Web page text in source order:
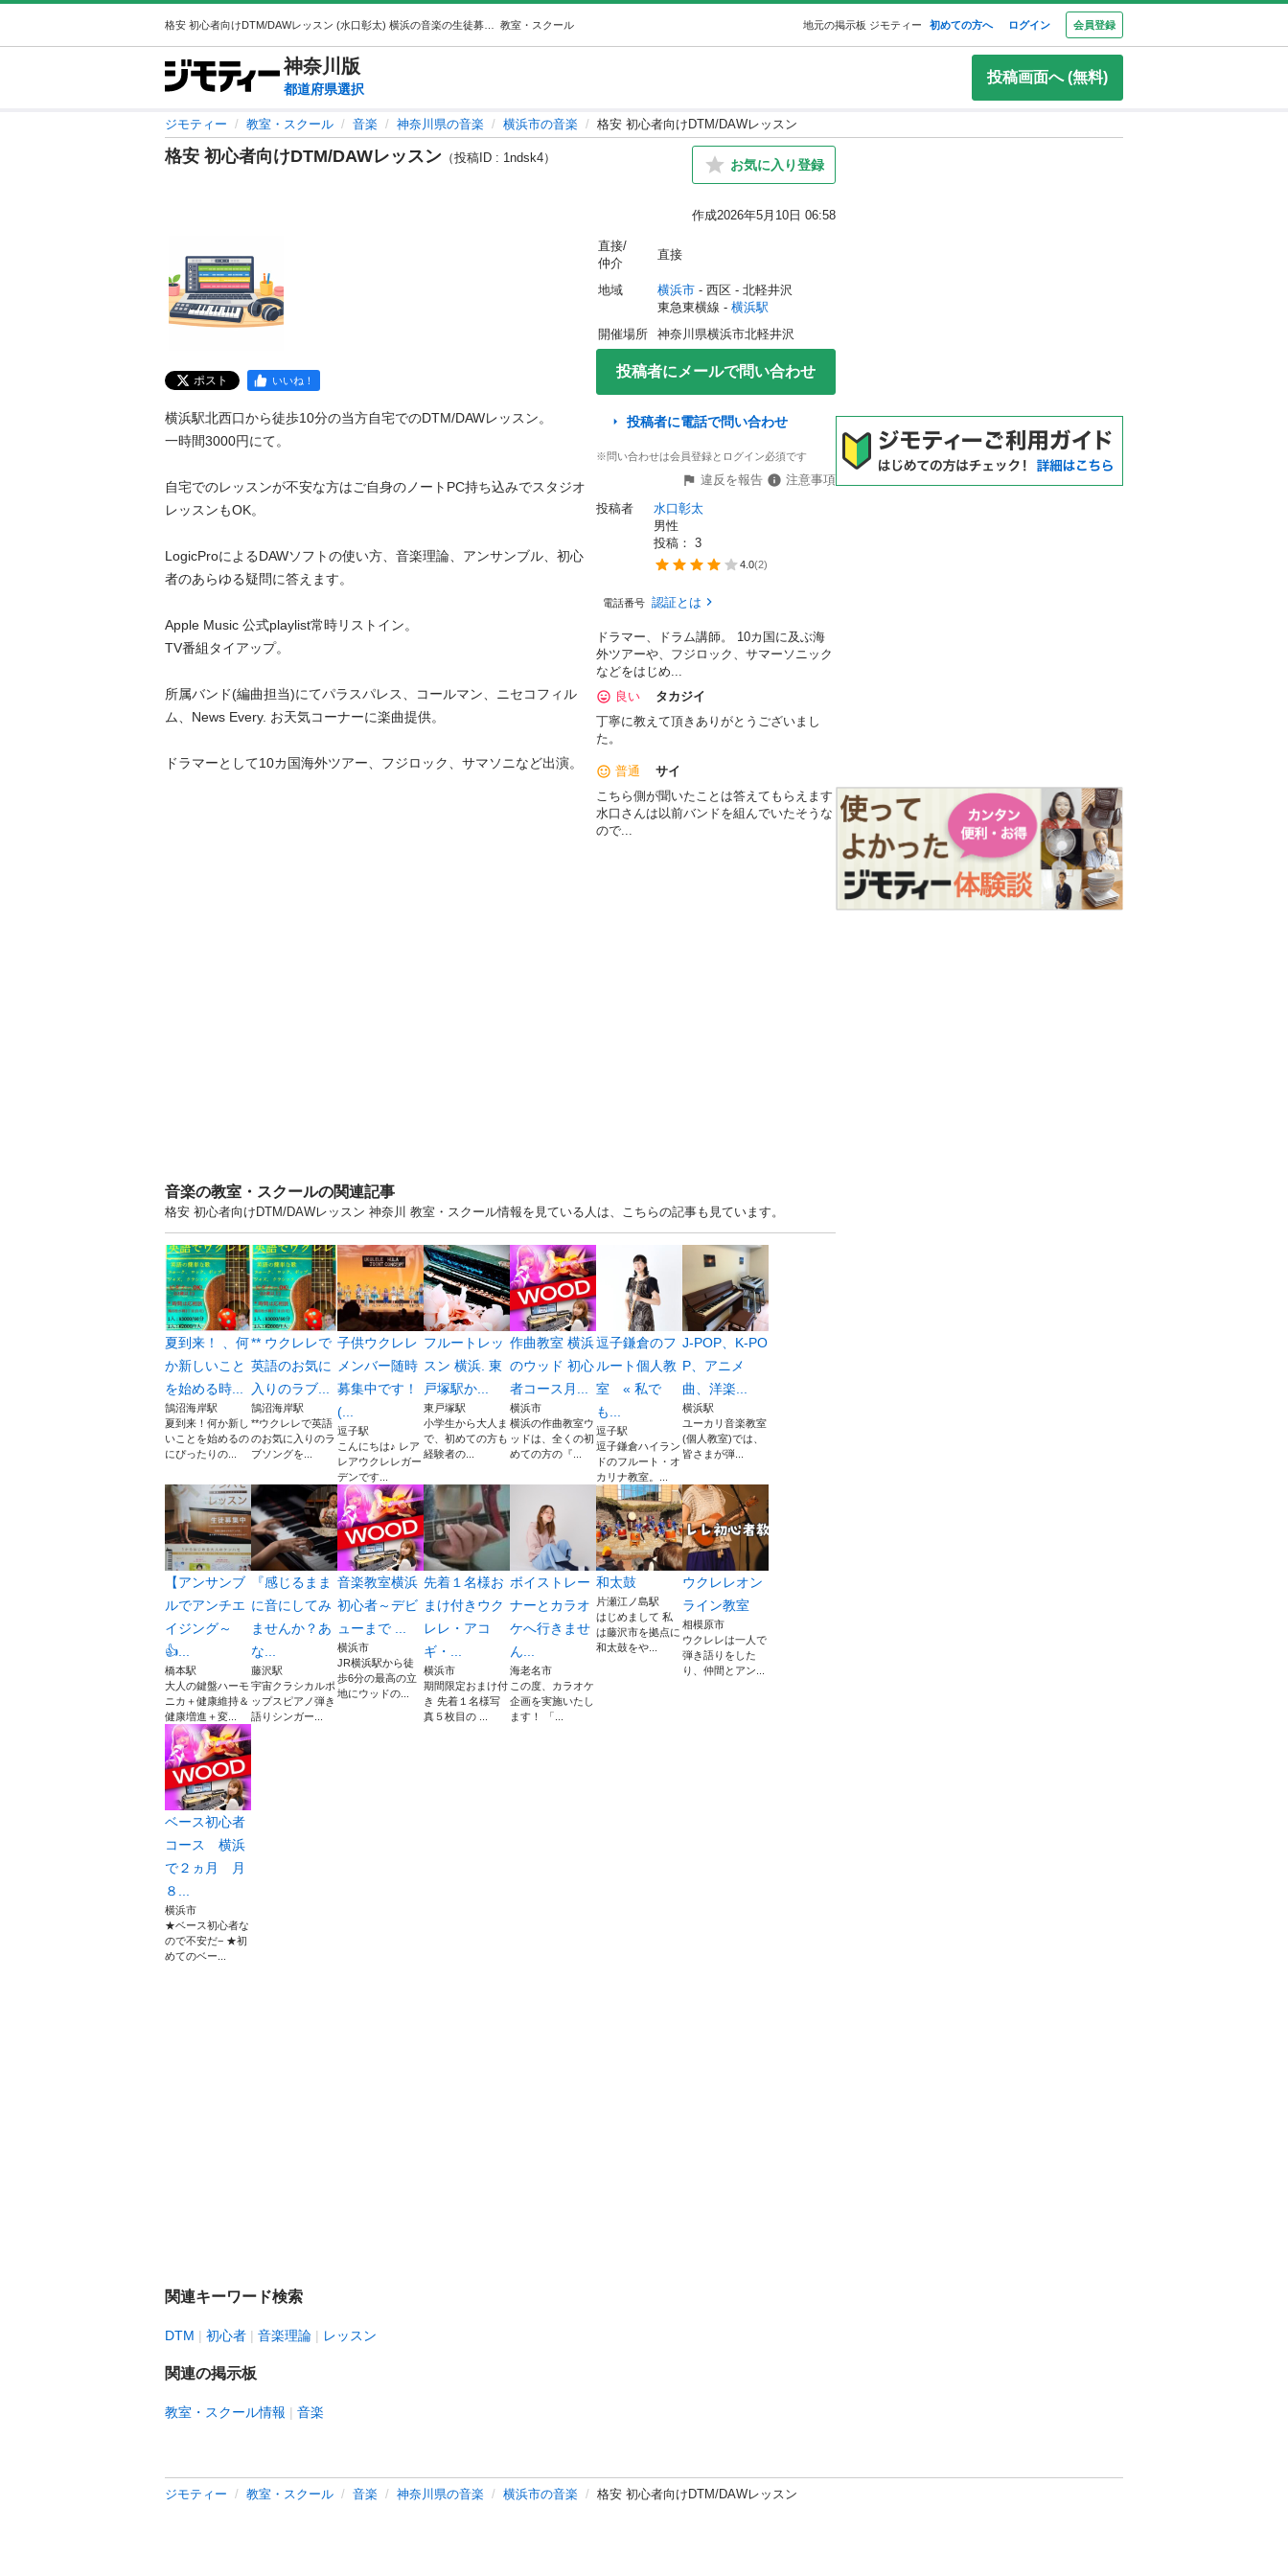
教室・スクール 地元の掲示板 ジモティー 初めての方へ ログイン 会員登録
神奈川 版
都道府県選択
投稿画面へ (無料)
ジモティー 教室・スクール 音楽 神奈川県の音楽 横浜市の音楽 格安 初心者向けDTM/DAWレッスン
格安 初心者向けDTM/DAWレッスン （投稿ID : 1ndsk4） お気に入り登録
作成2026年5月10日 06:58
ポスト いいね！
横浜駅北西口から徒歩10分の当方自宅でのDTM/DAWレッスン。
一時間3000円にて。
自宅でのレッスンが不安な方はご自身のノートPC持ち込みでスタジオ
レッスンもOK。
LogicProによるDAWソフトの使い方、音楽理論、アンサンブル、初心
者のあらゆる疑問に答えます。
Apple Music 公式playlist常時リストイン。
TV番組タイアップ。
所属バンド(編曲担当)にてパラスパレス、コールマン、ニセコフィル
ム、News Every. お天気コーナーに楽曲提供。
ドラマーとして10カ国海外ツアー、フジロック、サマソニなど出演。
直接/
仲介
直接
地域 横浜市 - 西区 - 北軽井沢
東急東横線 - 横浜駅
開催場所
神奈川県横浜市北軽井沢
投稿者にメールで問い合わせ
投稿者に電話で問い合わせ
※問い合わせは会員登録とログイン必須です
違反を報告
注意事項
投稿者
水口彰太
男性
投稿： 3
4.0(2)
電話番号 認証とは
ドラマー、ドラム講師。 10カ国に及ぶ海
外ツアーや、フジロック、サマーソニック
などをはじめ...
良い
タカジイ
丁寧に教えて頂きありがとうございまし
た。
普通
サイ
こちら側が聞いたことは答えてもらえます
水口さんは以前バンドを組んでいたそうな
ので...
音楽の教室・スクールの関連記事
格安 初心者向けDTM/DAWレッスン 神奈川 教室・スクール情報を見ている人は、こちらの記事も見ています。
夏到来！ 、何
か新しいこと
を始める時...
鵠沼海岸駅
夏到来！何か新し
いことを始めるの
にぴったりの...
** ウクレレで
英語のお気に
入りのラブ...
鵠沼海岸駅
**ウクレレで英語
のお気に入りのラ
ブソングを...
子供ウクレレ
メンバー随時
募集中です！
(...
逗子駅
こんにちは♪ レア
レアウクレレガー
デンです...
フルートレッ
スン 横浜. 東
戸塚駅か...
東戸塚駅
小学生から大人ま
で、初めての方も
経験者の...
作曲教室 横浜
のウッド 初心
者コース月...
横浜市
横浜の作曲教室ウ
ッドは、全くの初
めての方の『...
逗子鎌倉のフ
ルート個人教
室 « 私で
も...
逗子駅
逗子鎌倉ハイラン
ドのフルート・オ
カリナ教室。...
J-POP、K-PO
P、アニメ
曲、洋楽...
横浜駅
ユーカリ音楽教室
(個人教室)では、
皆さまが弾...
【アンサンブ
ルでアンチエ
イジング～
👍...
橋本駅
大人の鍵盤ハーモ
ニカ＋健康維持＆
健康増進＋変...
『感じるまま
に音にしてみ
ませんか？あ
な...
藤沢駅
宇宙クラシカルポ
ップスピアノ弾き
語りシンガー...
音楽教室横浜
初心者～デビ
ューまで ...
横浜市
JR横浜駅から徒
歩6分の最高の立
地にウッドの...
先着１名様お
まけ付きウク
レレ・アコ
ギ・...
横浜市
期間限定おまけ付
き 先着１名様写
真５枚目の ...
ボイストレー
ナーとカラオ
ケへ行きませ
ん...
海老名市
この度、カラオケ
企画を実施いたし
ます！ 「...
和太鼓
片瀬江ノ島駅
はじめまして 私
は藤沢市を拠点に
和太鼓をや...
ウクレレオン
ライン教室
相模原市
ウクレレは一人で
弾き語りをした
り、仲間とアン...
ベース初心者
コース 横浜
で２ヵ月 月
８...
横浜市
★ベース初心者な
ので不安だ− ★初
めてのベー...
関連キーワード検索
DTM 初心者 音楽理論 レッスン
関連の掲示板
教室・スクール情報 音楽
ジモティー 教室・スクール 音楽 神奈川県の音楽 横浜市の音楽 格安 初心者向けDTM/DAWレッスン